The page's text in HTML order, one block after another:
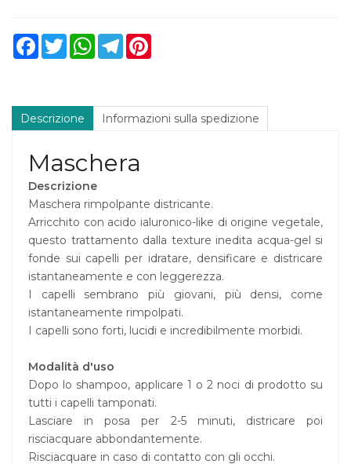
FacebookTwitterWhatsAppTelegram
Descrizione Informazioni sulla spedizione
Maschera
Descrizione
Maschera rimpolpante districante.
Arricchito con acido ialuronico-like di origine vegetale,
questo trattamento dalla texture inedita acqua-gel si
fonde sui capelli per idratare, densificare e districare
istantaneamente e con leggerezza.
I capelli sembrano più giovani, più densi, come
istantaneamente rimpolpati.
I capelli sono forti, lucidi e incredibilmente morbidi.
Modalità d'uso
Dopo lo shampoo, applicare 1 o 2 noci di prodotto su
tutti i capelli tamponati.
Lasciare in posa per 2-5 minuti, districare poi
risciacquare abbondantemente.
Risciacquare in caso di contatto con gli occhi.